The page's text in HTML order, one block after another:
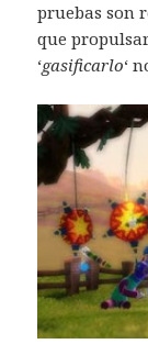
pruebas son
que
‘gasificarlo‘